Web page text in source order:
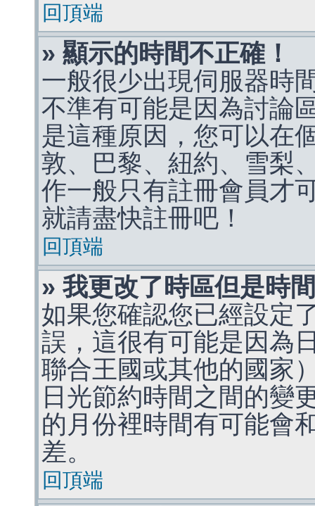
回頂端
» 顯示的時間不正確！
一般很少出現伺服器時
不準有可能是因為討論
是這種原因，您可以在
敦、巴黎、紐約、雪梨
作一般只有註冊會員才
就請盡快註冊吧！
回頂端
» 我更改了時區但是時
如果您確認您已經設定
誤，這很有可能是因為
聯合王國或其他的國家
日光節約時間之間的變
的月份裡時間有可能會
差。
回頂端